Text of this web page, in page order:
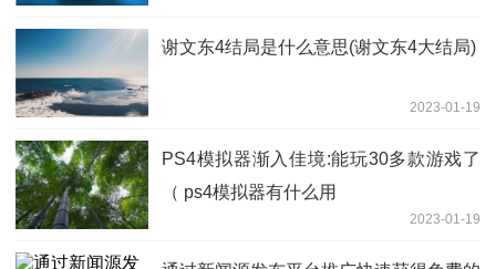
谢文东4结局是什么意思(谢文东4大结局)
2023-01-19
PS4模拟器渐入佳境:能玩30多款游戏了
（ ps4模拟器有什么用
2023-01-19